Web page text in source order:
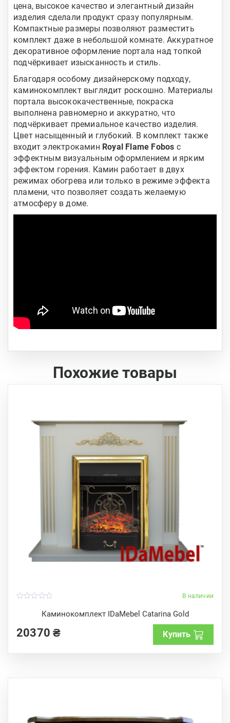
цена, высокое качество и элегантный дизайн
изделия сделали продукт сразу популярным.
Компактные размеры позволяют разместить
комплект даже в небольшой комнате. Аккуратное
декоративное оформление портала над топкой
подчёркивает изысканность и стиль.
Благодаря особому дизайнерскому подходу,
каминокомплект выглядит роскошно. Материалы
портала высококачественные, покраска
выполнена равномерно и аккуратно, что
подчёркивает премиальное качество изделия.
Цвет насыщенный и глубокий. В комплект также
входит электрокамин Royal Flame Fobos с
эффектным визуальным оформлением и ярким
эффектом горения. Камин работает в двух
режимах обогрева или только в режиме эффекта
пламени, что позволяет создать желаемую
атмосферу в доме.
Похожие товары
В наличии
Каминокомплект IDaMebel Catarina Gold
o
f
20370₴ Купить